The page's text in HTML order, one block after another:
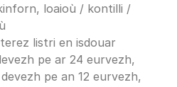
loaioù / kontilli /
listri en isdouar
pe ar 24 eurvezh,
pe an 12 eurvezh,